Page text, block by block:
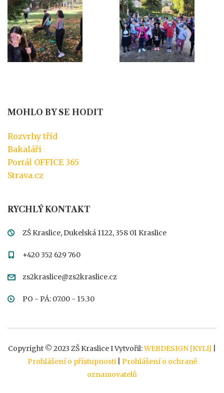
MOHLO BY SE HODIT
Rozvrhy tříd
Bakaláři
Portál OFFICE 365
Strava.cz
RYCHLÝ KONTAKT
ZŠ Kraslice, Dukelská 1122, 358 01 Kraslice
+420 352 629 760
zs2kraslice@zs2kraslice.cz
PO - PÁ: 07.00 - 15.30
Copyright © 2023 ZŠ Kraslice I Vytvořil:WEBDESIGN [KYLI]
Prohlášení o přístupnosti| Prohlášení o ochraně
oznamovatelů